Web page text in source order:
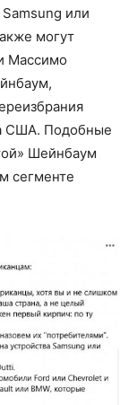
или
могут
Массимо
США. Подобные
Шейнбаум
сегменте